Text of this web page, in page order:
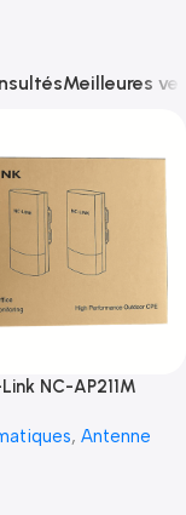
Meilleures
NC-AP211M
, Antenne